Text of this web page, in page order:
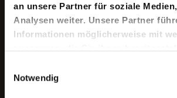
an unsere Partner für soziale
Analysen weiter. Unsere Partner
Informationen möglicherweise mit
gesammelt haben.
Notwendig
Keine aktuellen Termine
In der Konzertreihe »Cinéma Sonore«
Stummfilmklassiker von